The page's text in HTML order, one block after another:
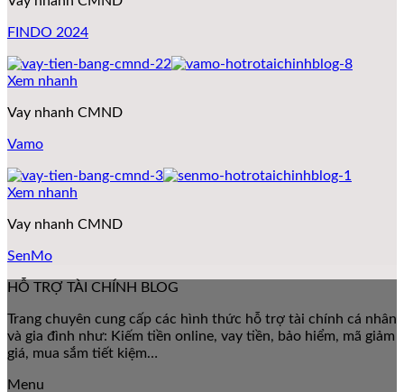
FINDO 2024
Xem nhanh
Vay nhanh CMND
Vamo
Xem nhanh
Vay nhanh CMND
SenMo
HỖ TRỢ TÀI CHÍNH BLOG
Trang chuyên cung cấp các hình thức hỗ trợ tài chính cá nhân
và gia đình như: Kiếm tiền online, vay tiền, bảo hiểm, mã giảm
giá, mua sắm tiết kiệm…
Menu